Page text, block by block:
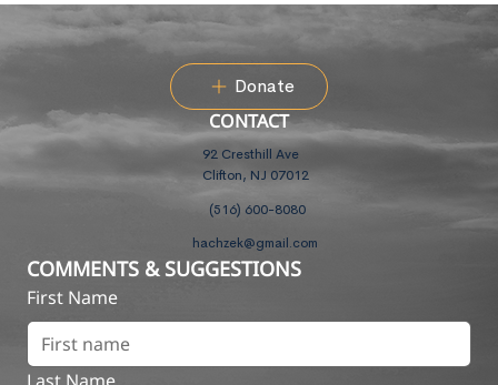
Donate
CONTACT
92 Cresthill Ave
Clifton, NJ 07012
(516) 600-8080
hachzek@gmail.com
COMMENTS & SUGGESTIONS
First Name